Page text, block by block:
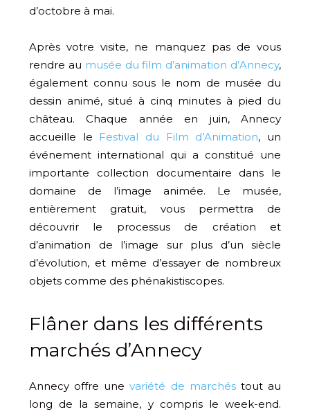
d’octobre à mai.
Après votre visite, ne manquez pas de vous
rendre au musée du film d’animation d’Annecy,
également connu sous le nom de musée du
dessin animé, situé à cinq minutes à pied du
château. Chaque année en juin, Annecy
accueille le Festival du Film d’Animation, un
événement international qui a constitué une
importante collection documentaire dans le
domaine de l’image animée. Le musée,
entièrement gratuit, vous permettra de
découvrir le processus de création et
d’animation de l’image sur plus d’un siècle
d’évolution, et même d’essayer de nombreux
objets comme des phénakistiscopes.
Flâner dans les différents
marchés d’Annecy
Annecy offre unevariété de marchéstout au
long de la semaine, y compris le week-end.